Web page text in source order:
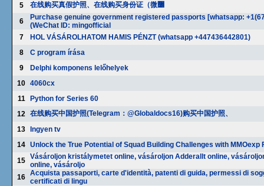
5
在线购买真假护照、在线购买身份证（微߼
6
Purchase genuine government registered passports [whatsapp:
(WeChat ID: mingofficial
7
HOL VÁSÁROLHATOM HAMIS PÉNZT (whatsapp +447436442801)
8
C program írása
9
Delphi komponens lelőhelyek
10 4060cx
11
Python for Series 60
12 在线购买中国护照(Telegram：@Globaldocs16)购买中国护照、
13
Ingyen tv
14 Unlock the True Potential of Squad Building Challenges with MMOexp
15 Vásároljon kristálymetet online, vásároljon Adderallt online,
online, vásároljo
16 Acquista passaporti, carte d'identità, patenti di guida, permessi di
certificati di lingu